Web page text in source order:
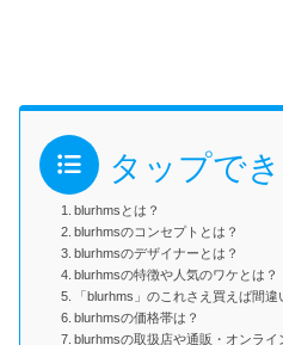
タップで
blurhmsとは？
blurhmsのコンセプトとは？
blurhmsのデザイナーとは？
blurhmsの特徴や人気のワケとは？
「blurhms」のこれさえ買えば間
blurhmsの価格帯は？
blurhmsの取扱店や通販・オンライ